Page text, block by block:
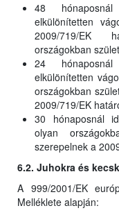
48 hónaposnál
elkülönítetten
2009/719/EK
országokban
24 hónaposnál
elkülönítetten
országokban
2009/719/EK
30 hónaposnál
olyan
szerepelnek a
6.2. Juhokra és
A 999/2001/EK
Melléklete alapján: